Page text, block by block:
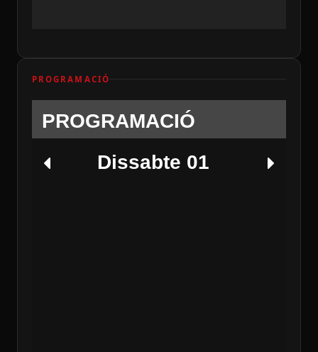
PROGRAMACIÓ
PROGRAMACIÓ
Dissabte 01